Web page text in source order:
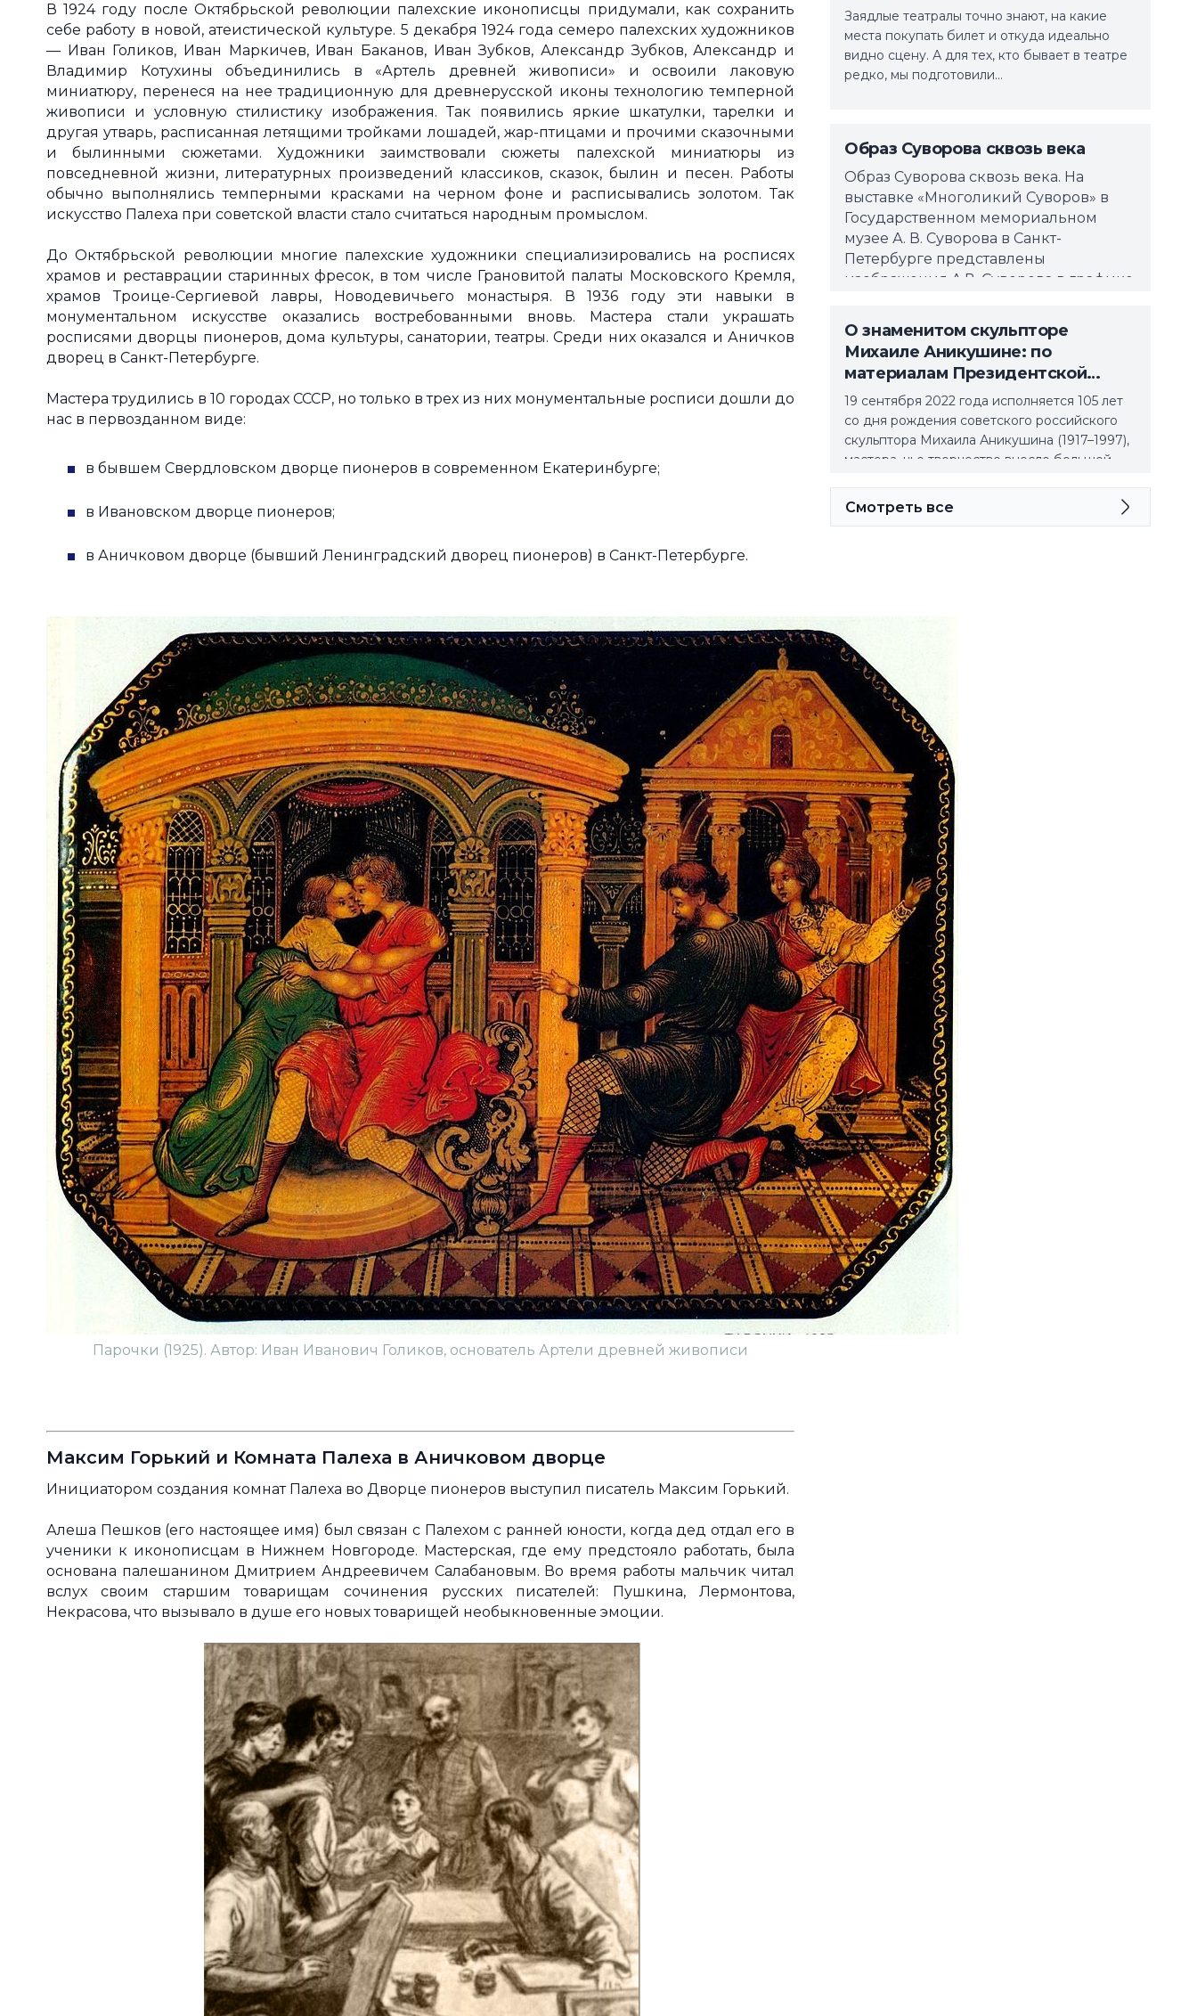
В 1924 году после Октябрьской революции палехские иконописцы придумали, как сохранить
себе работу в новой, атеистической культуре. 5 декабря 1924 года семеро палехских художников
— Иван Голиков, Иван Маркичев, Иван Баканов, Иван Зубков, Александр Зубков, Александр и
Владимир Котухины объединились в «Артель древней живописи» и освоили лаковую
миниатюру, перенеся на нее традиционную для древнерусской иконы технологию темперной
живописи и условную стилистику изображения. Так появились яркие шкатулки, тарелки и
другая утварь, расписанная летящими тройками лошадей, жар-птицами и прочими сказочными
и былинными сюжетами. Художники заимствовали сюжеты палехской миниатюры из
повседневной жизни, литературных произведений классиков, сказок, былин и песен. Работы
обычно выполнялись темперными красками на черном фоне и расписывались золотом. Так
искусство Палеха при советской власти стало считаться народным промыслом.
До Октябрьской революции многие палехские художники специализировались на росписях
храмов и реставрации старинных фресок, в том числе Грановитой палаты Московского Кремля,
храмов Троице-Сергиевой лавры, Новодевичьего монастыря. В 1936 году эти навыки в
монументальном искусстве оказались востребованными вновь. Мастера стали украшать
росписями дворцы пионеров, дома культуры, санатории, театры. Среди них оказался и Аничков
дворец в Санкт-Петербурге.
Мастера трудились в 10 городах СССР, но только в трех из них монументальные росписи дошли до
нас в первозданном виде:
в бывшем Свердловском дворце пионеров в современном Екатеринбурге;
в Ивановском дворце пионеров;
в Аничковом дворце (бывший Ленинградский дворец пионеров) в Санкт-Петербурге.
Парочки (1925). Автор: Иван Иванович Голиков, основатель Артели древней живописи
Максим Горький и Комната Палеха в Аничковом дворце
Инициатором создания комнат Палеха во Дворце пионеров выступил писатель Максим Горький.
Алеша Пешков (его настоящее имя) был связан с Палехом с ранней юности, когда дед отдал его в
ученики к иконописцам в Нижнем Новгороде. Мастерская, где ему предстояло работать, была
основана палешанином Дмитрием Андреевичем Салабановым. Во время работы мальчик читал
вслух своим старшим товарищам сочинения русских писателей: Пушкина, Лермонтова,
Некрасова, что вызывало в душе его новых товарищей необыкновенные эмоции.
Заядлые театралы точно знают, на какие
места покупать билет и откуда идеально
видно сцену. А для тех, кто бывает в театре
редко, мы подготовили…
Образ Суворова сквозь века
Образ Суворова сквозь века. На
выставке «Многоликий Суворов» в
Государственном мемориальном
музее А. В. Суворова в Санкт-
Петербурге представлены
изображения А.В. Суворова в графике,
О знаменитом скульпторе
Михаиле Аникушине: по
материалам Президентской
библиотеки
19 сентября 2022 года исполняется 105 лет
со дня рождения советского российского
скульптора Михаила Аникушина (1917–1997),
мастера, чье творчество внесло большой
облика нашего города.
Смотреть все